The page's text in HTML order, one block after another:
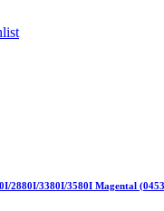
2880I/3380I/3580I Magental